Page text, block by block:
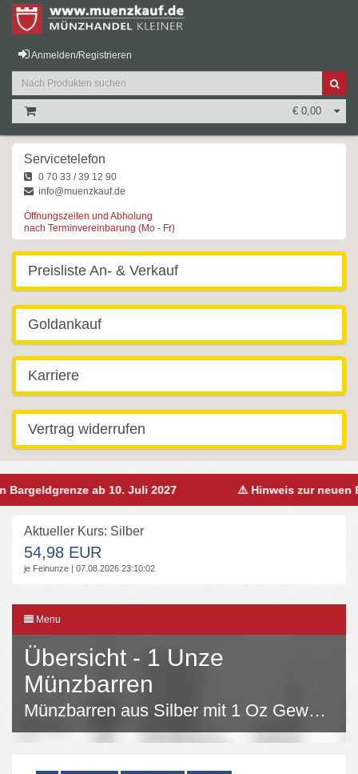
Anmelden/Registrieren
€ 0,00
Servicetelefon
0 70 33 / 39 12 90
info@muenzkauf.de
Öffnungszeiten und Abholung
nach Terminvereinbarung (Mo - Fr)
Preisliste An- & Verkauf
Goldankauf
Karriere
Vertrag widerrufen
ab 10. Juli 2027 ⚠️ Hinweis zur neuen
Aktueller Kurs: Silber
54,98 EUR
je Feinunze | 07.08.2026 23:10:02
Menu
Übersicht - 1 Unze
Münzbarren
Münzbarren aus Silber mit 1 Oz Gewicht